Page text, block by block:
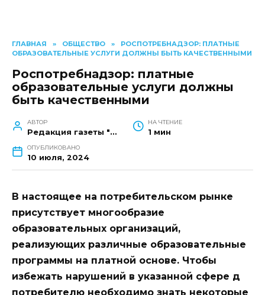
ГЛАВНАЯ » ОБЩЕСТВО »
РОСПОТРЕБНАДЗОР: ПЛАТНЫЕ
ОБРАЗОВАТЕЛЬНЫЕ УСЛУГИ ДОЛЖНЫ БЫТЬ КАЧЕСТВЕННЫМИ
Роспотребнадзор: платные
образовательные услуги должны
быть качественными
АВТОР
Редакция газеты "Наш край"
НА ЧТЕНИЕ
1 мин
ОПУБЛИКОВАНО
10 июля, 2024
В настоящее на потребительском рынке
присутствует многообразие
образовательных организаций,
реализующих различные образовательные
программы на платной основе. Чтобы
избежать нарушений в указанной сфере д
потребителю необходимо знать некоторые
подробнее
подробнее
Я согласен/согласна